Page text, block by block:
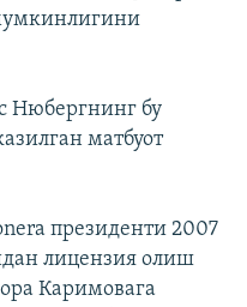
Нюбергнинг бу
матбуот
президенти 2007
лицензия олиш
Каримовага